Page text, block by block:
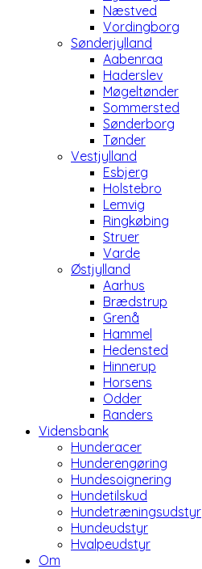
Næstved
Vordingborg
Sønderjylland
Aabenraa
Haderslev
Møgeltønder
Sommersted
Sønderborg
Tønder
Vestjylland
Esbjerg
Holstebro
Lemvig
Ringkøbing
Struer
Varde
Østjylland
Aarhus
Brædstrup
Grenå
Hammel
Hedensted
Hinnerup
Horsens
Odder
Randers
Vidensbank
Hunderacer
Hunderengøring
Hundesoignering
Hundetilskud
Hundetræningsudstyr
Hundeudstyr
Hvalpeudstyr
Om